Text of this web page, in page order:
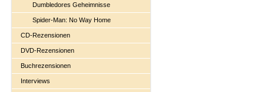
Dumbledores Geheimnisse
Spider-Man: No Way Home
CD-Rezensionen
DVD-Rezensionen
Buchrezensionen
Interviews